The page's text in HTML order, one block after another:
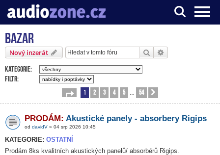
Server o digitálním zpracování zvuku
Bazar
Nový inzerát Hledat
Kategorie:
Filtr:
Stránka 1z 54
1 2 3 4 5 54
PRODÁM: Akustické panely - absorbery Rigips
od davidV » 04 srp 2026 10:45
KATEGORIE: OSTATNÍ
Prodám 8ks kvalitních akustických panelů/ absorbérů Rigips.